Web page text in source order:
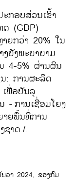
ກອບສ່ວນເຂົ້າ
(GDP)
ຍກວ່າ 20% ໃນ
ຍັງພະຍາຍາມ
4-5% ຜ່ານຜົນ
ນ: ການຜະລິດ
ພື່ອບັນລຸ
-ການເຊື່ອມໂຍງ
ຍພື້ນທີ່ການ
ຊາດ./.
ວາ 2024, ຂອງກົມ